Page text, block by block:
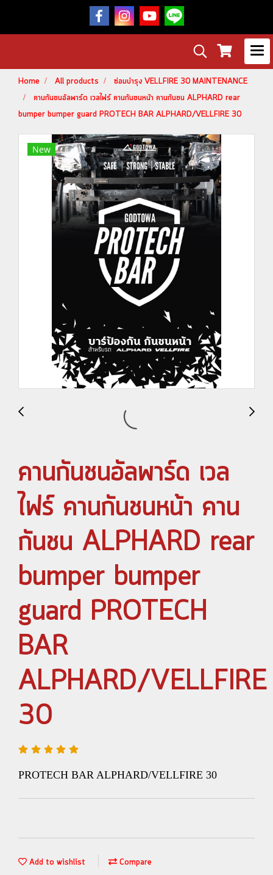
Home All products
ซ่อมบำรุง VELLFIRE 30 MAINTENANCE
คานกันชนอัลพาร์ด เวลไฟร์ คานกันชนหน้า คานกันชน ALPHARD rear
bumper bumper guard PROTECH BAR ALPHARD/VELLFIRE 30
New
คานกันชนอัลพาร์ด เวล
ไฟร์ คานกันชนหน้า คาน
กันชน ALPHARD rear
bumper bumper
guard PROTECH
BAR
ALPHARD/VELLFIRE
30
PROTECH BAR ALPHARD/VELLFIRE 30
Add to wishlist Compare